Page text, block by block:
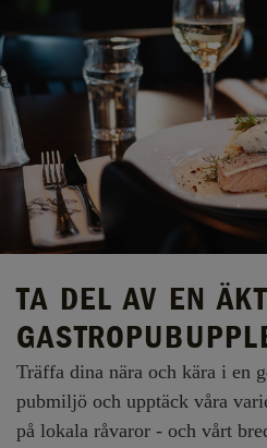
TA DEL AV EN
Träffa dina nära och kära i en
pubmiljö och upptäck våra
på lokala råvaror - och vårt